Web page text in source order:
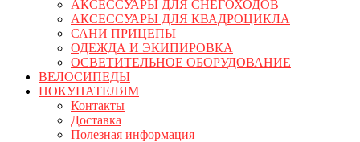
АКСЕССУАРЫ ДЛЯ СНЕГОХОДОВ
АКСЕССУАРЫ ДЛЯ КВАДРОЦИКЛА
САНИ ПРИЦЕПЫ
ОДЕЖДА И ЭКИПИРОВКА
ОСВЕТИТЕЛЬНОЕ ОБОРУДОВАНИЕ
ВЕЛОСИПЕДЫ
ПОКУПАТЕЛЯМ
Контакты
Доставка
Полезная информация